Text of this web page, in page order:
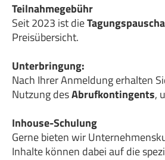
Teilnahmegebühr
Seit 2023 ist die
Preisübersicht.
Unterbringung:
Nach Ihrer Anmeldung erhalten
Nutzung desAbrufkontingents,
Inhouse-Schulung
Gerne bieten wir
Inhalte können dabei auf die